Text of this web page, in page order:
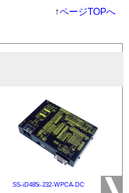
↑ページTOPへ
SS-iD485i-232-WPCA-DC